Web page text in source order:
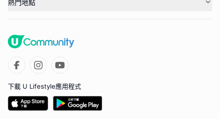
熱門地點
下載 U Lifestyle應用程式